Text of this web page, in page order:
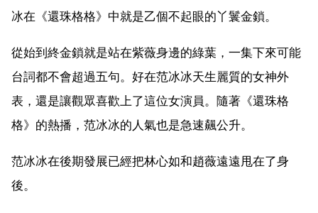
冰在《還珠格格》中就是乙個不起眼的丫鬟金鎖。
從始到終金鎖就是站在紫薇身邊的綠葉，一集下來可能
台詞都不會超過五句。好在范冰冰天生麗質的女神外
表，還是讓觀眾喜歡上了這位女演員。隨著《還珠格
格》的熱播，范冰冰的人氣也是急速飆公升。
范冰冰在後期發展已經把林心如和趙薇遠遠甩在了身
後。